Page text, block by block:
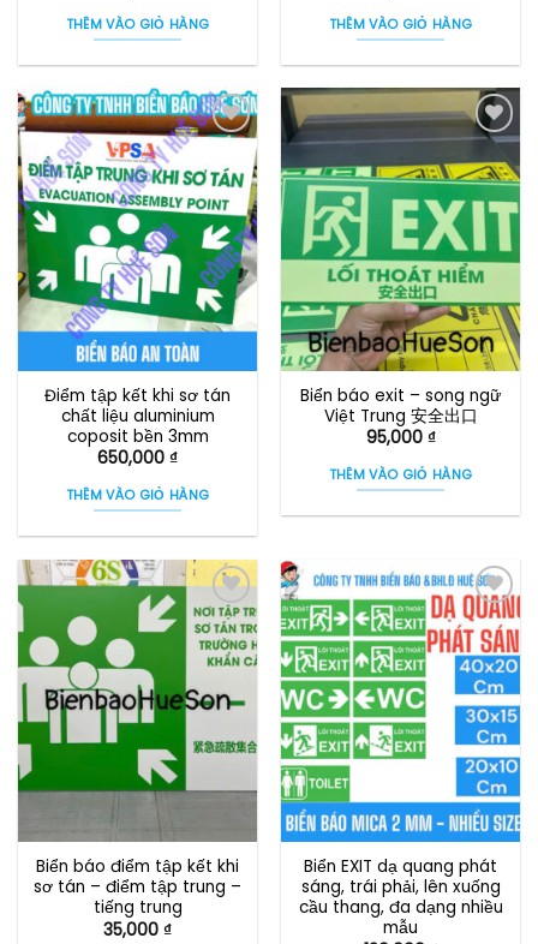
THÊM VÀO GIỎ HÀNG THÊM VÀO GIỎ HÀNG
Điểm tập kết khi sơ tán
chất liệu aluminium
coposit bền 3mm
650,000 ₫
THÊM VÀO GIỎ HÀNG
Biển báo exit – song ngữ
Việt Trung 安全出口
95,000 ₫
THÊM VÀO GIỎ HÀNG
Biển báo điểm tập kết khi
sơ tán – điểm tập trung –
tiếng trung
35,000 ₫
Biển EXIT dạ quang phát
sáng, trái phải, lên xuống
cầu thang, đa dạng nhiều
mẫu